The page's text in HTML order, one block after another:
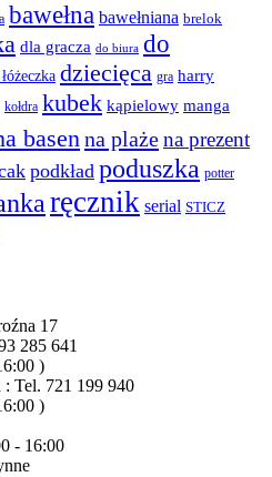
bawełna bawełniana brelok
dla gracza do biura do
dziecięca gra harry
kołdra kubek kąpielowy manga
basenna plażena prezent
podkład poduszka potter
ręcznik serial STICZ
17
285 641
)
: Tel. 721 199 940
)
- 16:00